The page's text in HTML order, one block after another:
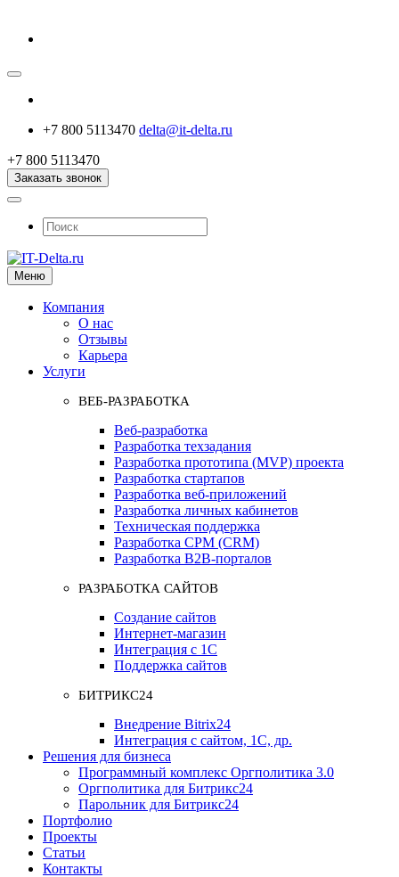
+7 800 5113470 delta@it-delta.ru
+7 800 5113470
Заказать звонок
Меню
Компания
О нас
Отзывы
Карьера
Услуги
ВЕБ-РАЗРАБОТКА
Веб-разработка
Разработка техзадания
Разработка прототипа (MVP) проекта
Разработка стартапов
Разработка веб-приложений
Разработка личных кабинетов
Техническая поддержка
Разработка СРМ (CRM)
Разработка B2B-порталов
РАЗРАБОТКА САЙТОВ
Создание сайтов
Интернет-магазин
Интеграция с 1С
Поддержка сайтов
БИТРИКС24
Внедрение Bitrix24
Интеграция с сайтом, 1С, др.
Решения для бизнеса
Программный комплекс Оргполитика 3.0
Оргполитика для Битрикс24
Парольник для Битрикс24
Портфолио
Проекты
Статьи
Контакты